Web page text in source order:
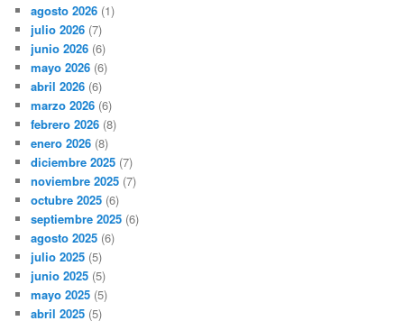
agosto 2026 (1)
julio 2026 (7)
junio 2026 (6)
mayo 2026 (6)
abril 2026 (6)
marzo 2026 (6)
febrero 2026 (8)
enero 2026 (8)
diciembre 2025 (7)
noviembre 2025 (7)
octubre 2025 (6)
septiembre 2025 (6)
agosto 2025 (6)
julio 2025 (5)
junio 2025 (5)
mayo 2025 (5)
abril 2025 (5)